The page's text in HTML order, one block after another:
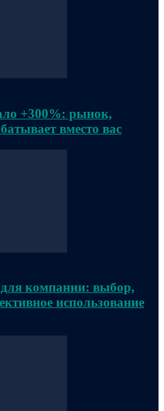
+300%: рынок,
вместо вас
для компании: выбор,
использование